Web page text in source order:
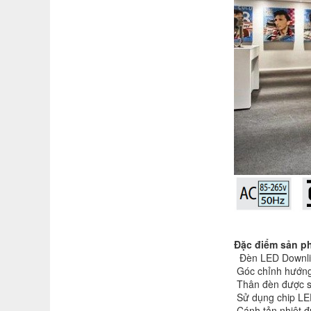
Đặc điểm sản
Đèn LED
Góc chỉnh
Thân đèn được
Sử dụng chip